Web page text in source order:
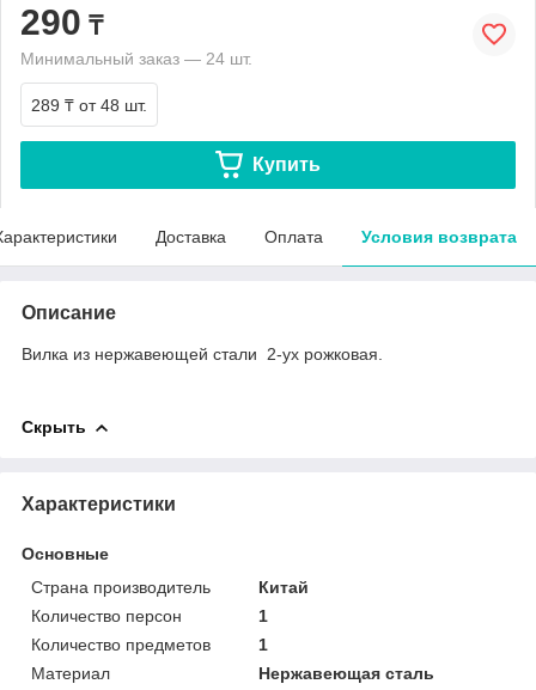
290 ₸
Минимальный заказ — 24 шт.
289 ₸ от 48 шт.
Купить
Доставка Оплата Условия возврата
Описание
Вилка из нержавеющей стали 2-ух рожковая.
Скрыть
Характеристики
Основные
Страна производитель
Китай
Количество персон
1
Количество предметов
1
Материал
Нержавеющая сталь